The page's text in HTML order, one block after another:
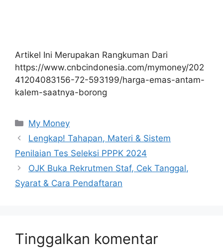
Artikel Ini Merupakan Rangkuman Dari
https://www.cnbcindonesia.com/mymoney/202
41204083156-72-593199/harga-emas-antam-
kalem-saatnya-borong
Kategori
My Money
Lengkap! Tahapan, Materi & Sistem
Penilaian Tes Seleksi PPPK 2024
OJK Buka Rekrutmen Staf, Cek Tanggal,
Syarat & Cara Pendaftaran
Tinggalkan komentar